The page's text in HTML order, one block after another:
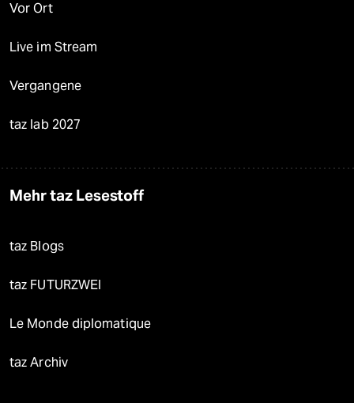
Vor Ort
Live im Stream
Vergangene
taz lab 2027
Mehr taz Lesestoff
taz Blogs
taz FUTURZWEI
Le Monde diplomatique
taz Archiv